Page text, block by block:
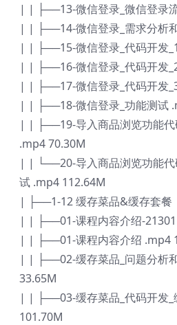
| | ├──13-微信登录_微信登录
| | ├──14-微信登录_需求分析
| | ├──15-微信登录_代码开发
| | ├──16-微信登录_代码开发
| | ├──17-微信登录_代码开发
| | ├──18-微信登录_功能测试
| | ├──19-导入商品浏览功能代
.mp4 70.30M
| | └──20-导入商品浏览功能代
试 .mp4 112.64M
| ├──1-12 缓存菜品&缓存套餐
| | ├──01-课程内容介绍-
| | ├──01-课程内容介绍 .mp4
| | ├──02-缓存菜品_问题分析
33.65M
| | ├──03-缓存菜品_代码开发_
101.70M